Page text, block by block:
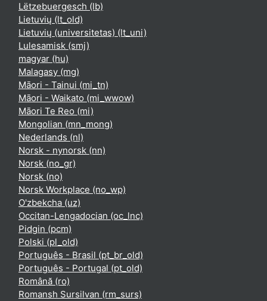
Lëtzebuergesch ‎(lb)‎
Lietuvių ‎(lt_old)‎
Lietuvių (universitetas) ‎(lt_uni)‎
Lulesamisk ‎(smj)‎
magyar ‎(hu)‎
Malagasy ‎(mg)‎
Māori - Tainui ‎(mi_tn)‎
Māori - Waikato ‎(mi_wwow)‎
Māori Te Reo ‎(mi)‎
Mongolian ‎(mn_mong)‎
Nederlands ‎(nl)‎
Norsk - nynorsk ‎(nn)‎
Norsk ‎(no_gr)‎
Norsk ‎(no)‎
Norsk Workplace ‎(no_wp)‎
O'zbekcha ‎(uz)‎
Occitan-Lengadocian ‎(oc_lnc)‎
Pidgin ‎(pcm)‎
Polski ‎(pl_old)‎
Português - Brasil ‎(pt_br_old)‎
Português - Portugal ‎(pt_old)‎
Română ‎(ro)‎
Romansh Sursilvan ‎(rm_surs)‎